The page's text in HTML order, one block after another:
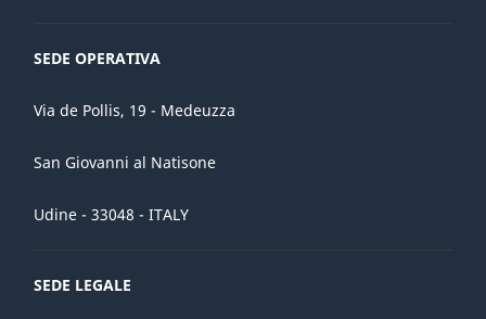
SEDE OPERATIVA
Via de Pollis, 19 - Medeuzza
San Giovanni al Natisone
Udine - 33048 - ITALY
SEDE LEGALE